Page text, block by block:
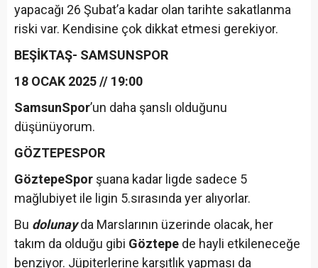
yapacağı 26 Şubat’a kadar olan tarihte sakatlanma
riski var. Kendisine çok dikkat etmesi gerekiyor.
BEŞİKTAŞ- SAMSUNSPOR
18 OCAK 2025 // 19:00
SamsunSpor’un daha şanslı olduğunu
düşünüyorum.
GÖZTEPESPOR
GöztepeSpor şuana kadar ligde sadece 5
mağlubiyet ile ligin 5.sırasında yer alıyorlar.
Bu dolunayda Marslarının üzerinde olacak, her
takım da olduğu gibi Göztepe de hayli etkileneceğe
benziyor. Jüpiterlerine karşıtlık yapması da